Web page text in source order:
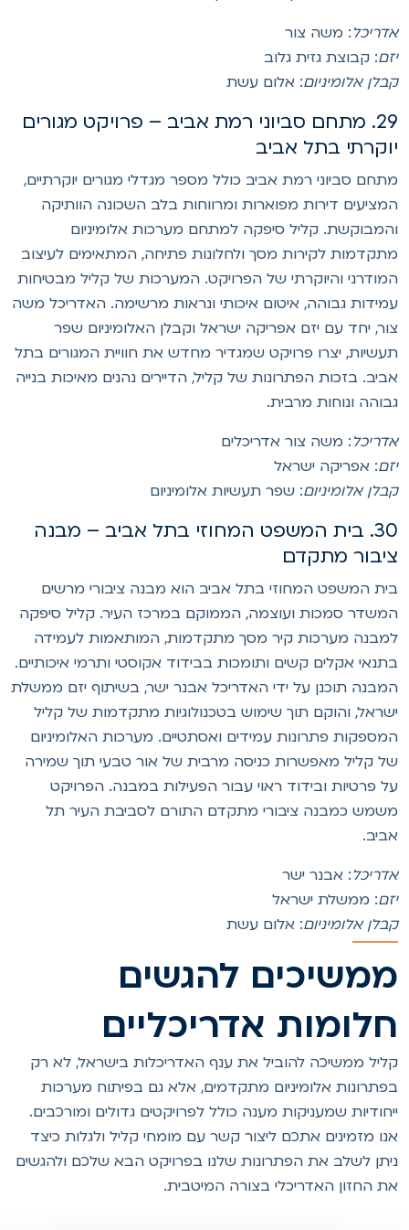
: משה צור
: קבוצת גזית גלוב
אלומיניום: אלום עשת
29. מתחם סביוני רמת אביב – פרויקט מגורים
בתל אביב
סביוני רמת אביב כולל מספר מגדלי מגורים יוקרתיים,
דירות מפוארות ומרווחות בלב השכונה הוותיקה
קליל סיפקה למתחם מערכות אלומיניום
לקירות מסך ולחלונות פתיחה, המתאימים לעיצוב
והיוקרתי של הפרויקט. המערכות של קליל מבטיחות
גבוהה, איטום איכותי ונראות מרשימה. האדריכל משה
יחד עם יזם אפריקה ישראל וקבלן האלומיניום שפר
יצרו פרויקט שמגדיר מחדש את חוויית המגורים בתל
בזכות הפתרונות של קליל, הדיירים נהנים מאיכות בנייה
ונוחות מרבית.
: משה צור אדריכלים
: אפריקה ישראל
אלומיניום: שפר תעשיות אלומיניום
30. בית המשפט המחוזי בתל אביב – מבנה
מתקדם
המשפט המחוזי בתל אביב הוא מבנה ציבורי מרשים
סמכות ועוצמה, הממוקם במרכז העיר. קליל סיפקה
מערכות קיר מסך מתקדמות, המותאמות לעמידה
אקלים קשים ותומכות בבידוד אקוסטי ותרמי איכותיים.
תוכנן על ידי האדריכל אבנר ישר, בשיתוף יזם ממשלת
והוקם תוך שימוש בטכנולוגיות מתקדמות של קליל
פתרונות עמידים ואסתטיים. מערכות האלומיניום
קליל מאפשרות כניסה מרבית של אור טבעי תוך שמירה
פרטיות ובידוד ראוי עבור הפעילות במבנה. הפרויקט
כמבנה ציבורי מתקדם התורם לסביבת העיר תל
: אבנר ישר
: ממשלת ישראל
אלומיניום: אלום עשת
להגשים
אדריכליים
ממשיכה להוביל את ענף האדריכלות בישראל, לא רק
אלומיניום מתקדמים, אלא גם בפיתוח מערכות
שמעניקות מענה כולל לפרויקטים גדולים ומורכבים.
מזמינים אתכם ליצור קשר עם מומחי קליל ולגלות כיצד
לשלב את הפתרונות שלנו בפרויקט הבא שלכם ולהגשים
החזון האדריכלי בצורה המיטבית.